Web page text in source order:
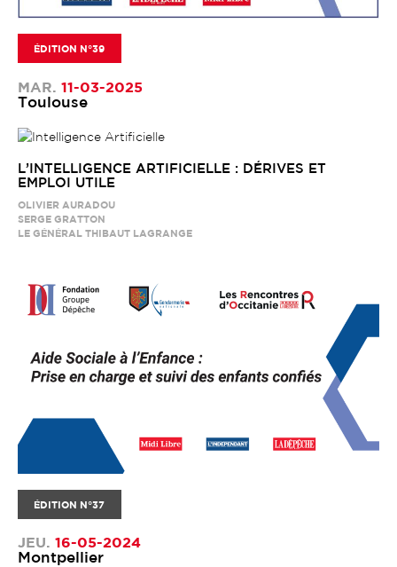
ÉDITION N°39
MAR. 11-03-2025
Toulouse
L’INTELLIGENCE ARTIFICIELLE : DÉRIVES ET
EMPLOI UTILE
OLIVIER AURADOU
SERGE GRATTON
LE GÉNÉRAL THIBAUT LAGRANGE
ÉDITION N°37
JEU. 16-05-2024
Montpellier